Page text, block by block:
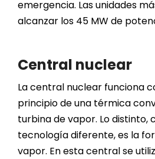
emergencia. Las unidades
alcanzar los 45 MW de
Central nuclear
La central nuclear funciona
principio de una térmica
turbina de vapor. Lo distinto,
tecnología diferente, es la
vapor. En esta central se